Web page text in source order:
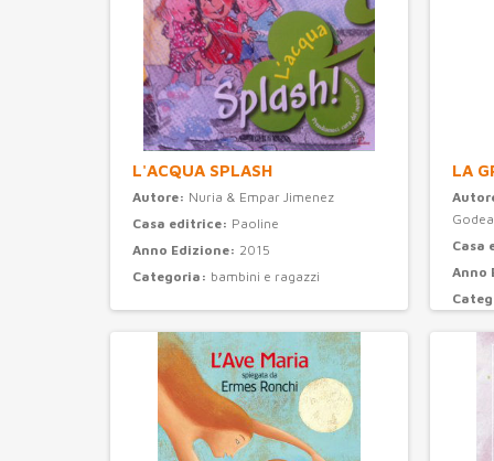
L'ACQUA SPLASH
Autore: Nuria & Empar Jimenez
Casa editrice: Paoline
Anno Edizione: 2015
Categoria: bambini e ragazzi
LA
Casa
Anno